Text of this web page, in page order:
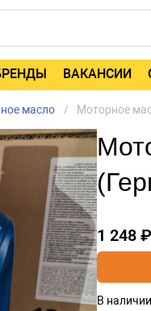
ВАКАНСИИ
масло Моторное
1 248 ₽
В